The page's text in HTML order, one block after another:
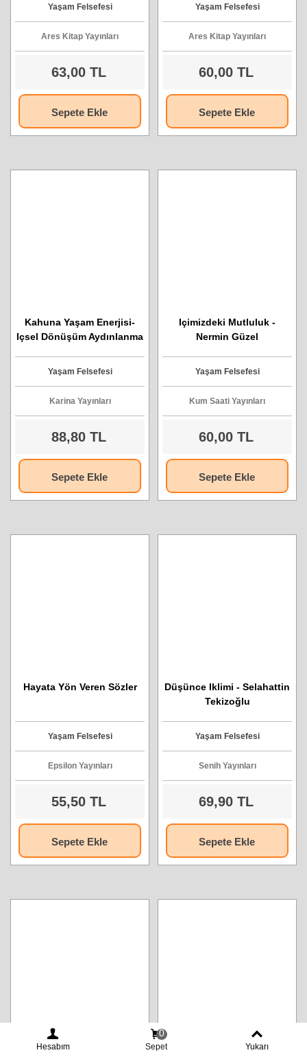
Yaşam Felsefesi
Ares Kitap Yayınları
63,00 TL
Sepete Ekle
Yaşam Felsefesi
Ares Kitap Yayınları
60,00 TL
Sepete Ekle
Kahuna Yaşam Enerjisi-
Içsel Dönüşüm Aydınlanma
Yaşam Felsefesi
Karina Yayınları
88,80 TL
Sepete Ekle
Içimizdeki Mutluluk -
Nermin Güzel
Yaşam Felsefesi
Kum Saati Yayınları
60,00 TL
Sepete Ekle
Hayata Yön Veren Sözler
Yaşam Felsefesi
Epsilon Yayınları
55,50 TL
Sepete Ekle
Düşünce Iklimi - Selahattin
Tekizoğlu
Yaşam Felsefesi
Senih Yayınları
69,90 TL
Sepete Ekle
Cahillikler Kitabı 2 - John Bir Dosttan Pusulalar -
Hesabım Sepet
0
Yukarı